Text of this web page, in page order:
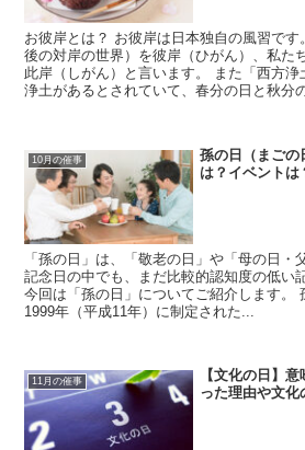
お彼岸とは？ お彼岸は日本独自の風習で
後の対岸の世界）を彼岸（ひがん）、私た
此岸（しがん）と言います。 また「西方
浄土があるとされていて、春分の日と秋分
10月の催事
孫の日（まごの
は？イベントは
「孫の日」は、「敬老の日」や「母の日・
記念日の中でも、まだ比較的認知度の低い
今回は「孫の日」についてご紹介します。
1999年（平成11年）に制定された...
11月の催事
【文化の日】
った理由や文化